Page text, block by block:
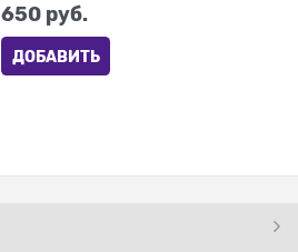
650 руб.
ДОБАВИТЬ